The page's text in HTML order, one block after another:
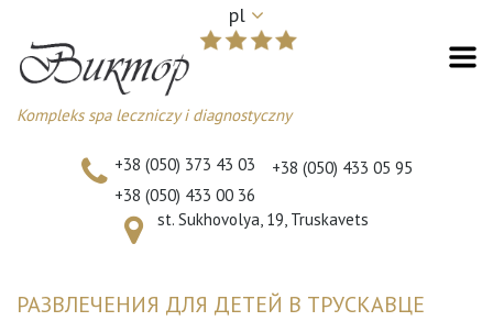
pl
Kompleks spa leczniczy i diagnostyczny
+38 (050) 373 43 03
+38 (050) 433 00 36
+38 (050) 433 05 95
st. Sukhovolya, 19, Truskavets
РАЗВЛЕЧЕНИЯ ДЛЯ ДЕТЕЙ В ТРУСКАВЦЕ